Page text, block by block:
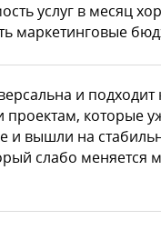
услуг в месяц
маркетинговые
и подходит
проектам, которые
и вышли на
слабо меняется